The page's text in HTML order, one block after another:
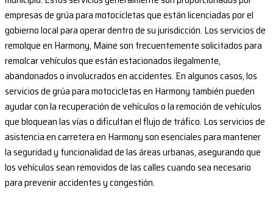
empresas de grúa para motocicletas que están licenciadas por el
gobierno local para operar dentro de su jurisdicción. Los servicios de
remolque en Harmony, Maine son frecuentemente solicitados para
remolcar vehículos que están estacionados ilegalmente,
abandonados o involucrados en accidentes. En algunos casos, los
servicios de grúa para motocicletas en Harmony también pueden
ayudar con la recuperación de vehículos o la remoción de vehículos
que bloquean las vías o dificultan el flujo de tráfico. Los servicios de
asistencia en carretera en Harmony son esenciales para mantener
la seguridad y funcionalidad de las áreas urbanas, asegurando que
los vehículos sean removidos de las calles cuando sea necesario
para prevenir accidentes y congestión.